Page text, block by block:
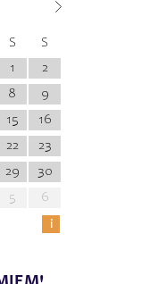
S
S
1
2
8
9
15
16
22
23
29
30
5
6
i